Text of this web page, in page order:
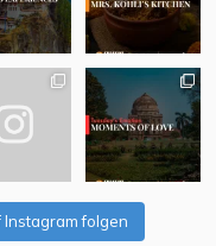
Instagram folgen